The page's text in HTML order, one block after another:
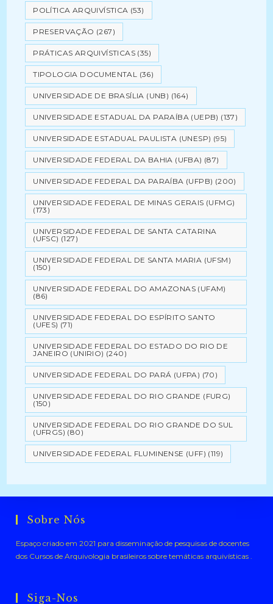
POLÍTICA ARQUIVÍSTICA (53)
PRESERVAÇÃO (267)
PRÁTICAS ARQUIVÍSTICAS (35)
TIPOLOGIA DOCUMENTAL (36)
UNIVERSIDADE DE BRASÍLIA (UNB) (164)
UNIVERSIDADE ESTADUAL DA PARAÍBA (UEPB) (137)
UNIVERSIDADE ESTADUAL PAULISTA (UNESP) (95)
UNIVERSIDADE FEDERAL DA BAHIA (UFBA) (87)
UNIVERSIDADE FEDERAL DA PARAÍBA (UFPB) (200)
UNIVERSIDADE FEDERAL DE MINAS GERAIS (UFMG)
(173)
UNIVERSIDADE FEDERAL DE SANTA CATARINA
(UFSC) (127)
UNIVERSIDADE FEDERAL DE SANTA MARIA (UFSM)
(150)
UNIVERSIDADE FEDERAL DO AMAZONAS (UFAM)
(86)
UNIVERSIDADE FEDERAL DO ESPÍRITO SANTO
(UFES) (71)
UNIVERSIDADE FEDERAL DO ESTADO DO RIO DE
JANEIRO (UNIRIO) (240)
UNIVERSIDADE FEDERAL DO PARÁ (UFPA) (70)
UNIVERSIDADE FEDERAL DO RIO GRANDE (FURG)
(150)
UNIVERSIDADE FEDERAL DO RIO GRANDE DO SUL
(UFRGS) (80)
UNIVERSIDADE FEDERAL FLUMINENSE (UFF) (119)
Sobre Nós
Espaço criado em 2021 para disseminação de pesquisas de docentes
dos Cursos de Arquivologia brasileiros sobre temáticas arquivísticas .
Siga-Nos